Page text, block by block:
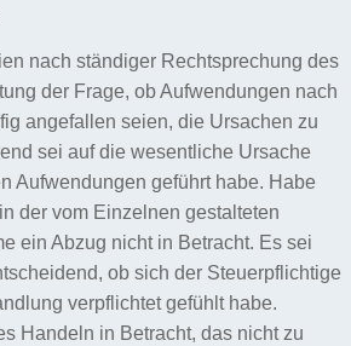
nach ständiger Rechtsprechung des
der Frage, ob Aufwendungen nach
angefallen seien, die Ursachen zu
sei auf die wesentliche Ursache
Aufwendungen geführt habe. Habe
der vom Einzelnen gestalteten
ein Abzug nicht in Betracht. Es sei
ob sich der Steuerpflichtige
verpflichtet gefühlt habe.
Handeln in Betracht, das nicht zu